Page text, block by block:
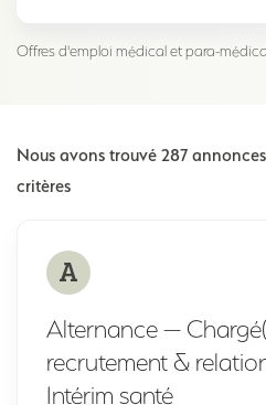
Offres d'emploi médical et para-
Nous avons trouvé 287
critères
A
Alternance —
recrutement &
Intérim santé